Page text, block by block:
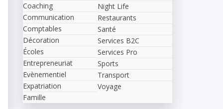
Coaching
Communication
Comptables
Décoration
Écoles
Entrepreneuriat
Evènementiel
Expatriation
Famille
Night Life
Restaurants
Santé
Services B2C
Services Pro
Sports
Transport
Voyage